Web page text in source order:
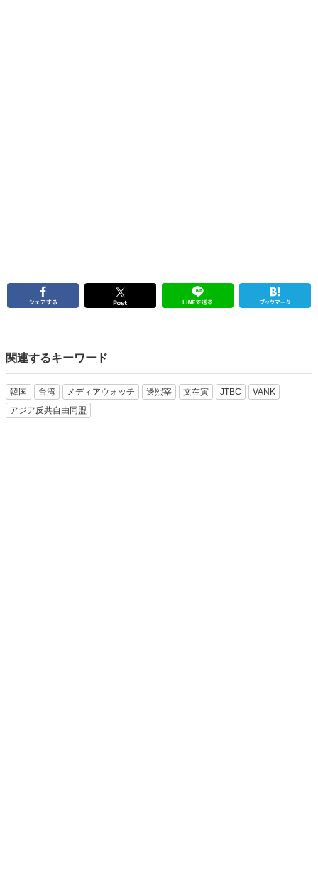
関連するキーワード
韓国 台湾 メディアウォッチ 邊熙宰 文在寅 JTBC
VANK
アジア反共自由同盟